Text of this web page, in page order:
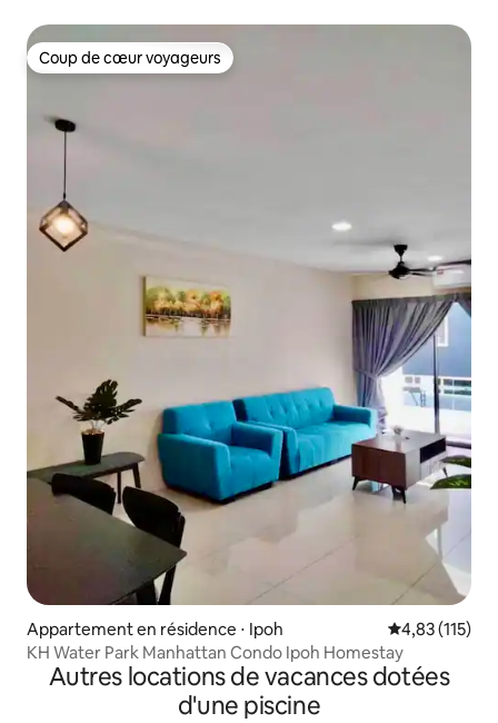
Coup de cœur voyageurs
Coup de cœur voyageurs
Appartement en résidence ⋅ Ipoh Évaluation
4,83 (115)
KH Water Park Manhattan Condo Ipoh Homestay
Autres locations de vacances dotées
d'une piscine